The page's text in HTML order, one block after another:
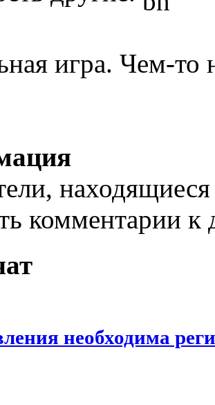
игра. Чем-то
комментарии
необходима